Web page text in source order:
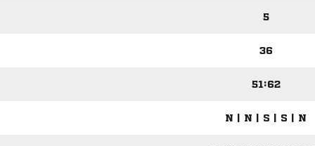
5
36
51:62
N | N | S | S | N